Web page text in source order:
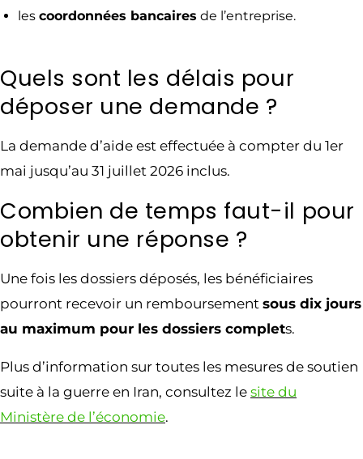
les coordonnées bancaires de l’entreprise.
Quels sont les délais pour
déposer une demande ?
La demande d’aide est effectuée à compter du 1er
mai jusqu’au 31 juillet 2026 inclus.
Combien de temps faut-il pour
obtenir une réponse ?
Une fois les dossiers déposés, les bénéficiaires
pourront recevoir un remboursement sous dix jours
au maximum pour les dossiers complets.
Plus d’information sur toutes les mesures de soutien
suite à la guerre en Iran, consultez le site du
Ministère de l’économie.